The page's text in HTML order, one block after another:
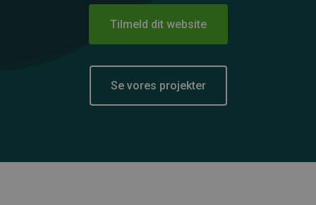
Tilmeld dit website
Se vores projekter